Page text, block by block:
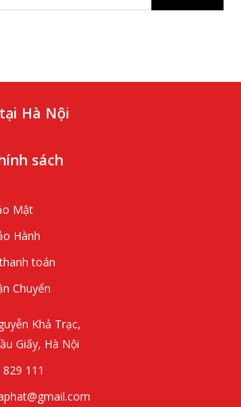
Hà Nội
sách
Mật
Hành
toán
Chuyển
Khả Trạc,
Giấy, Hà Nội
111